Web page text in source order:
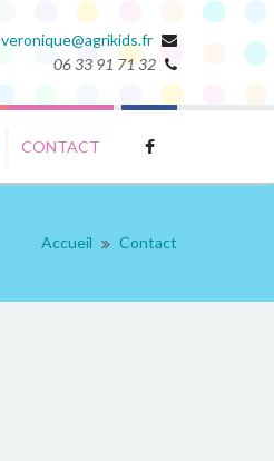
veronique@agrikids.fr
06 33 91 71 32
CONTACT
Accueil Contact